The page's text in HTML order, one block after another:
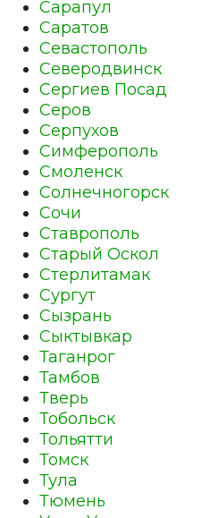
Сарапул
Саратов
Севастополь
Северодвинск
Сергиев Посад
Серов
Серпухов
Симферополь
Смоленск
Солнечногорск
Сочи
Ставрополь
Старый Оскол
Стерлитамак
Сургут
Сызрань
Сыктывкар
Таганрог
Тамбов
Тверь
Тобольск
Тольятти
Томск
Тула
Тюмень